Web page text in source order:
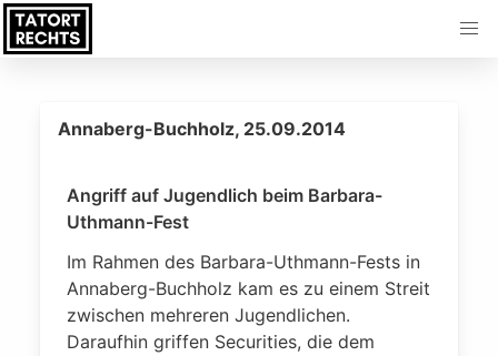
Annaberg-Buchholz, 25.09.2014
Angriff auf Jugendlich beim Barbara-
Uthmann-Fest
Im Rahmen des Barbara-Uthmann-Fests in
Annaberg-Buchholz kam es zu einem Streit
zwischen mehreren Jugendlichen.
Daraufhin griffen Securities, die dem